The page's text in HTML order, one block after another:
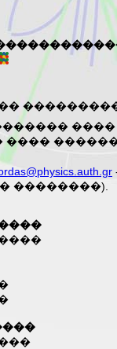
����
��������).